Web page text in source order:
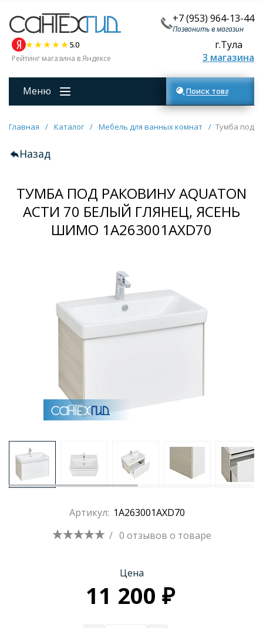
+7 (953) 964-13-44
Позвонить в магазин
5.0
Рейтинг магазина в Яндексе
г.Тула
3 магазина
Меню Поиск товаров
Главная / Каталог / Мебель для ванных комнат / Тумба под
Назад
ТУМБА ПОД РАКОВИНУ AQUATON
АСТИ 70 БЕЛЫЙ ГЛЯНЕЦ, ЯСЕНЬ
ШИМО 1A263001AXD70
Артикул: 1A263001AXD70
/ 0 отзывов о товаре
Цена
11 200 ₽